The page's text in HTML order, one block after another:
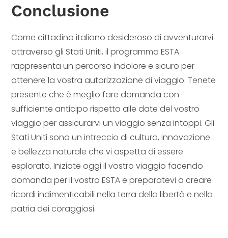
Conclusione
Come cittadino italiano desideroso di avventurarvi
attraverso gli Stati Uniti, il programma ESTA
rappresenta un percorso indolore e sicuro per
ottenere la vostra autorizzazione di viaggio. Tenete
presente che è meglio fare domanda con
sufficiente anticipo rispetto alle date del vostro
viaggio per assicurarvi un viaggio senza intoppi. Gli
Stati Uniti sono un intreccio di cultura, innovazione
e bellezza naturale che vi aspetta di essere
esplorato. Iniziate oggi il vostro viaggio facendo
domanda per il vostro ESTA e preparatevi a creare
ricordi indimenticabili nella terra della libertà e nella
patria dei coraggiosi.